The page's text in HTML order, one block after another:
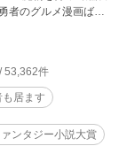
者のグルメ漫画ばり
おります。
53,362件
居ます
ンタジー小説大賞